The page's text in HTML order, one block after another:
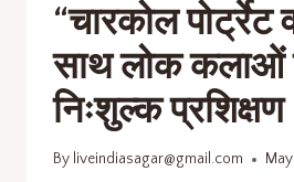
“चारकोल पोर्ट्रेट
साथ लोक कलाओं
निःशुल्क प्रशिक्षण
By liveindiasagar@gmail.com